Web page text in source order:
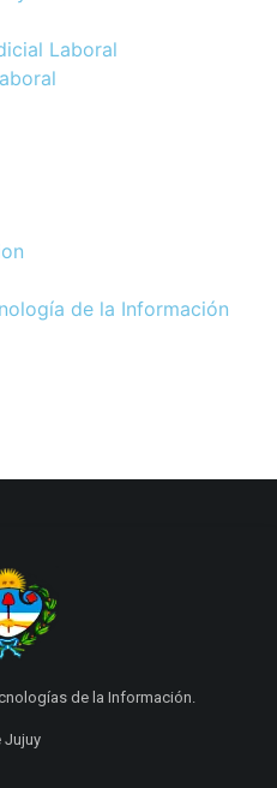
Laboral
de la Información
de la Información.
Jujuy